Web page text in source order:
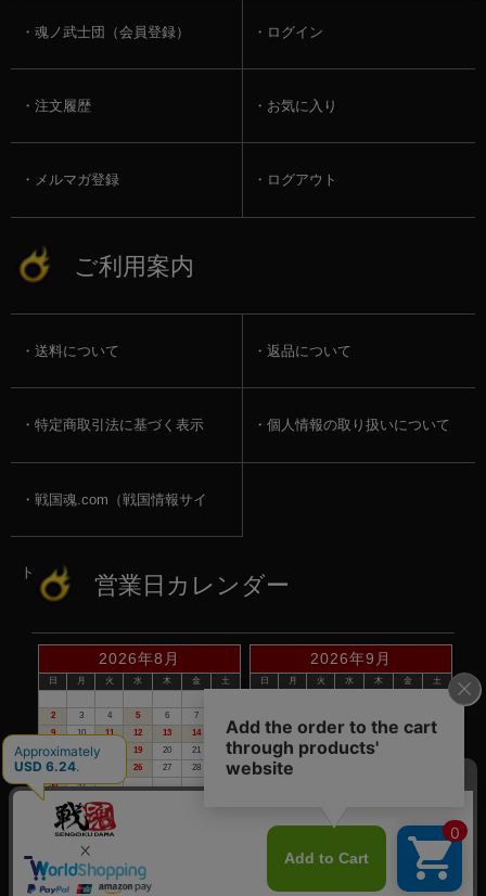
魂ノ武士団（会員登録） ログイン
注文履歴 お気に入り
メルマガ登録 ログアウト
ご利用案内
送料について 返品について
特定商取引法に基づく表示 個人情報の取り扱いについて
戦国魂.com（戦国情報サイ
ト） 営業日カレンダー
2026年8月
日 月 火 水 木 金
土
2
3 4 5 6 7
9
10 11 12 13 14
15
16
17 19 20 21
22
23
24 26 27 28
29
30
31
2026年9月
日 月 火 水 木 金
土
13
14 15 16 17 18
19
20
21 22 23 24
27
28
赤い日付が定休日です。
※定休日は、商品の発送・電話でのお問合せは、お休みさせて頂いて
おりますので予めご了承下さい。